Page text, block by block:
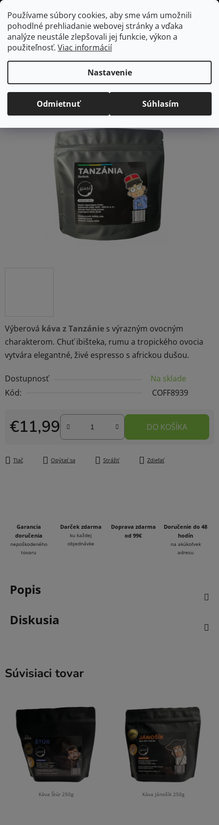
Používame súbory cookies, aby sme vám umožnili
pohodlné prehliadanie webovej stránky a vďaka
analýze neustále zlepšovali jej funkcie, výkon a
použiteľnosť. Viac informácií
Nastavenie
Odmietnuť Súhlasím
Prejsť
na
obsah
Hľadať
Domov
/ Jedlo a nápoje Káva Štefánik-Guatemala 250g
Výberová káva z Tanzánie s výrazným ovocným
charakterom. Chuť ibišteka, rumu a tropického ovocia
vytvára elegantné, živé espresso s africkou dušou.
Dostupnosť
Na sklade
Kód:
COFF8939
€11,99
Jednotková cena:
DO KOŠÍKA
Tlač Opýtať sa Strážiť Zdieľať
Káva Štefánik-Guatemala
250g
Priemerné
hodnotenie
produktu
je
NeohodnotenéPodrobnosti hodnotenia
Garancia
doručenia
nepoškodeného
tovaru
Darček zdarma
ku každej
objednávke
Doprava zdarma
od 99€
Doručenie do 48
hodín
na akúkoľvek
adresu
Popis
Diskusia
Súvisiaci tovar
Káva Štúr 250g Káva Jánošík 250g